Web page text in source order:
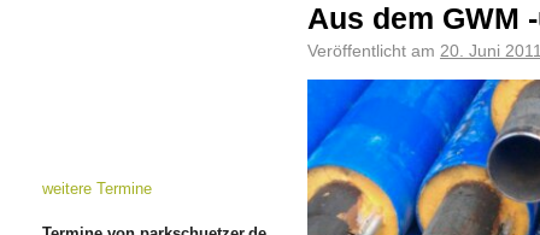
Aus dem GWM
Veröffentlicht am 20. Juni
weitere Termine